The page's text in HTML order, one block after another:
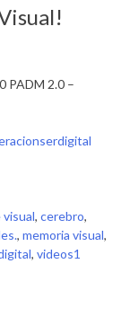
PADM 2.0 –
visual, cerebro,
, memoria visual,
, videos1